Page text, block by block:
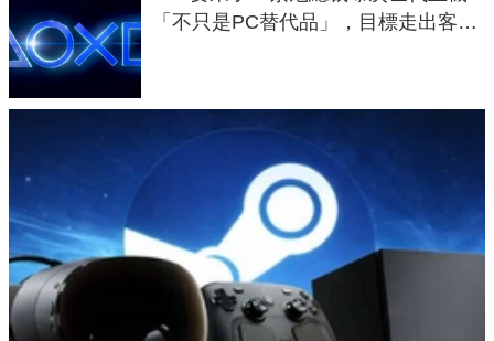
「不只是PC替代品」，目標走出客